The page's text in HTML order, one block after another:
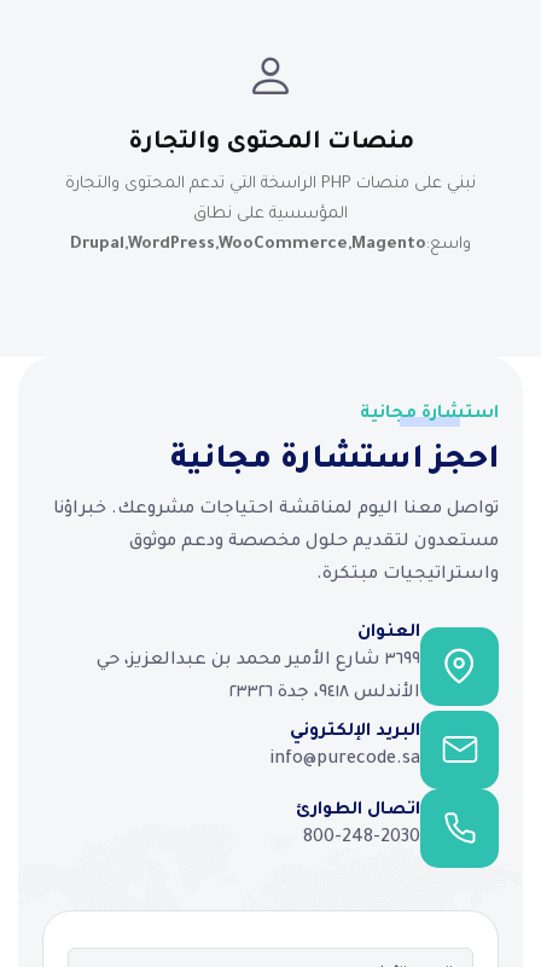
منصات المحتوى والتجارة
نبني على منصات PHP الراسخة التي تدعم المحتوى والتجارة
المؤسسية على نطاق
واسع:Drupal,WordPress,WooCommerce,Magento
استشارة مجانية
احجز استشارة مجانية
تواصل معنا اليوم لمناقشة احتياجات مشروعك. خبراؤنا
مستعدون لتقديم حلول مخصصة ودعم موثوق
واستراتيجيات مبتكرة.
العنوان
٣٦٩٩ شارع الأمير محمد بن عبدالعزيز، حي
الأندلس ٩٤١٨، جدة ٢٣٣٢٦
البريد الإلكتروني
info@purecode.sa
اتصال الطوارئ
800-248-2030